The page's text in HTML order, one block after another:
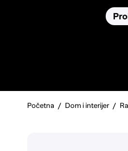
Početna Dom i interijer